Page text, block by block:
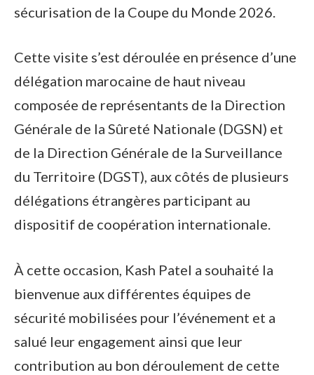
sécurisation de la Coupe du Monde 2026.
Cette visite s’est déroulée en présence d’une
délégation marocaine de haut niveau
composée de représentants de la Direction
Générale de la Sûreté Nationale (DGSN) et
de la Direction Générale de la Surveillance
du Territoire (DGST), aux côtés de plusieurs
délégations étrangères participant au
dispositif de coopération internationale.
À cette occasion, Kash Patel a souhaité la
bienvenue aux différentes équipes de
sécurité mobilisées pour l’événement et a
salué leur engagement ainsi que leur
contribution au bon déroulement de cette